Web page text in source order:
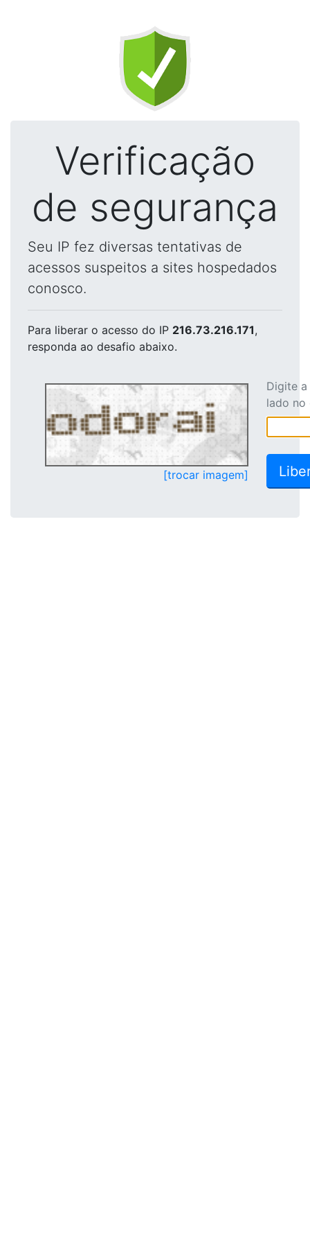
Verificação
de segurança
Seu IP fez diversas tentativas de
acessos suspeitos a sites hospedados
conosco.
Para liberar o acesso do IP 216.73.216.171,
responda ao desafio abaixo.
[trocar imagem]
Digite
lado no